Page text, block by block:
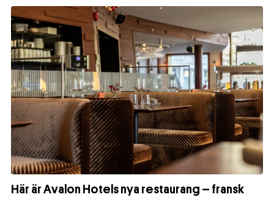
Här är Avalon Hotels nya restaurang – fransk